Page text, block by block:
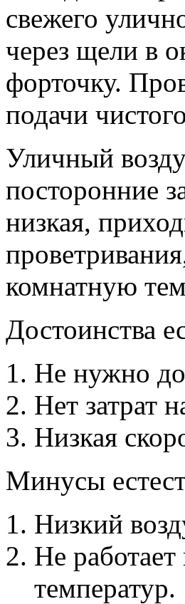
свежего
через щели в
форточку.
подачи
Уличный
посторонние
низкая,
комнатную
Достоинства
Не нужно
Нет затрат
Низкая
Минусы
Низкий
Не работает
температур.